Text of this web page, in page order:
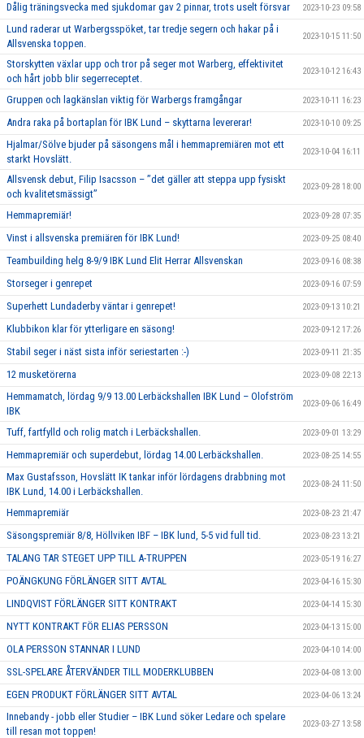
Dålig träningsvecka med sjukdomar gav 2 pinnar, trots uselt försvar 2023-10-23 09:58
Lund raderar ut Warbergsspöket, tar tredje segern och hakar på i
Allsvenska toppen.
2023-10-15 11:50
Storskytten växlar upp och tror på seger mot Warberg, effektivitet
och hårt jobb blir segerreceptet.
2023-10-12 16:43
Gruppen och lagkänslan viktig för Warbergs framgångar 2023-10-11 16:23
Andra raka på bortaplan för IBK Lund – skyttarna levererar! 2023-10-10 09:25
Hjalmar/Sölve bjuder på säsongens mål i hemmapremiären mot ett
starkt Hovslätt.
2023-10-04 16:11
Allsvensk debut, Filip Isacsson – ’’det gäller att steppa upp fysiskt
och kvalitetsmässigt’’
2023-09-28 18:00
Hemmapremiär! 2023-09-28 07:35
Vinst i allsvenska premiären för IBK Lund! 2023-09-25 08:40
Teambuilding helg 8-9/9 IBK Lund Elit Herrar Allsvenskan 2023-09-16 08:38
Storseger i genrepet 2023-09-16 07:59
Superhett Lundaderby väntar i genrepet! 2023-09-13 10:21
Klubbikon klar för ytterligare en säsong! 2023-09-12 17:26
Stabil seger i näst sista inför seriestarten :-) 2023-09-11 21:35
12 musketörerna 2023-09-08 22:13
Hemmamatch, lördag 9/9 13.00 Lerbäckshallen IBK Lund – Olofström
IBK
2023-09-06 16:49
Tuff, fartfylld och rolig match i Lerbäckshallen. 2023-09-01 13:29
Hemmapremiär och superdebut, lördag 14.00 Lerbäckshallen. 2023-08-25 14:55
Max Gustafsson, Hovslätt IK tankar inför lördagens drabbning mot
IBK Lund, 14.00 i Lerbäckshallen.
2023-08-24 11:50
Hemmapremiär 2023-08-23 21:47
Säsongspremiär 8/8, Höllviken IBF – IBK lund, 5-5 vid full tid. 2023-08-23 13:21
TALANG TAR STEGET UPP TILL A-TRUPPEN 2023-05-19 16:27
POÄNGKUNG FÖRLÄNGER SITT AVTAL 2023-04-16 15:30
LINDQVIST FÖRLÄNGER SITT KONTRAKT 2023-04-14 15:30
NYTT KONTRAKT FÖR ELIAS PERSSON 2023-04-13 15:00
OLA PERSSON STANNAR I LUND 2023-04-10 14:00
SSL-SPELARE ÅTERVÄNDER TILL MODERKLUBBEN 2023-04-08 13:00
EGEN PRODUKT FÖRLÄNGER SITT AVTAL 2023-04-06 13:24
Innebandy - jobb eller Studier – IBK Lund söker Ledare och spelare
till resan mot toppen!
2023-03-27 13:58